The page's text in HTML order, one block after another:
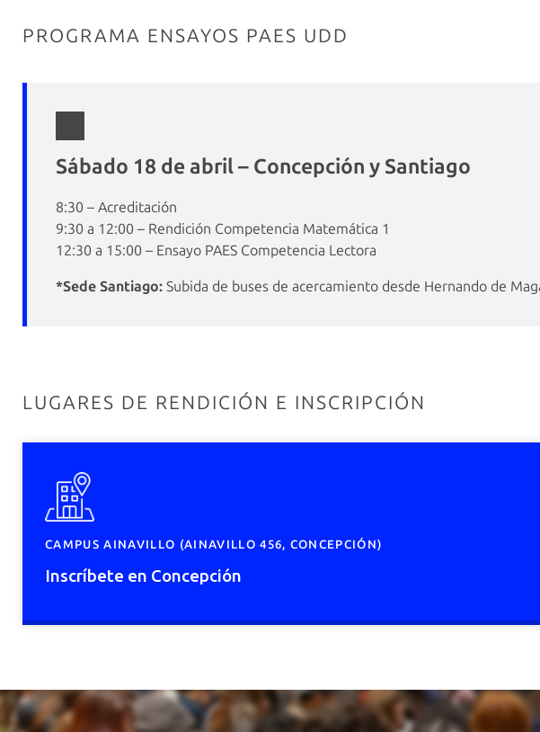
PROGRAMA ENSAYOS PAES UDD
Sábado 18 de abril – Concepción y Santiago
8:30 – Acreditación
9:30 a 12:00 – Rendición Competencia Matemática 1
12:30 a 15:00 – Ensayo PAES Competencia Lectora
*Sede Santiago: Subida de buses de acercamiento desde Hernando de
LUGARES DE RENDICIÓN E INSCRIPCIÓN
CAMPUS AINAVILLO (AINAVILLO 456, CONCEPCIÓN)
Inscríbete en Concepción